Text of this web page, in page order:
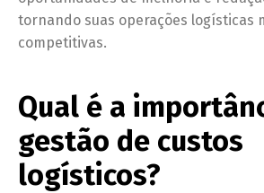
tornando suas operações logísticas
competitivas.
Qual é a
gestão de custos
logísticos?